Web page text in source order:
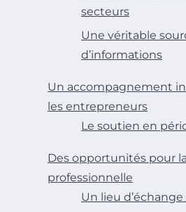
secteurs
Une véritable
d’informations
Un accompagnement
les entrepreneurs
Le soutien en
Des opportunités pour
professionnelle
Un lieu